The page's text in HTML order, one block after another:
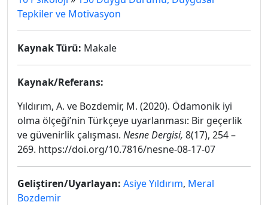
Tepkiler ve Motivasyon
Kaynak Türü: Makale
Kaynak/Referans:
Yıldırım, A. ve Bozdemir, M. (2020). Ödamonik iyi
olma ölçeği’nin Türkçeye uyarlanması: Bir geçerlik
ve güvenirlik çalışması. Nesne Dergisi, 8(17), 254 –
269. https://doi.org/10.7816/nesne-08-17-07
Geliştiren/Uyarlayan: Asiye Yıldırım, Meral
Bozdemir